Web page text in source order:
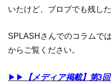
いたけど、ブロブでも残し
SPLASHさんでのコラムで
からご覧ください。
▶︎▶︎ 【メディア掲載】第3